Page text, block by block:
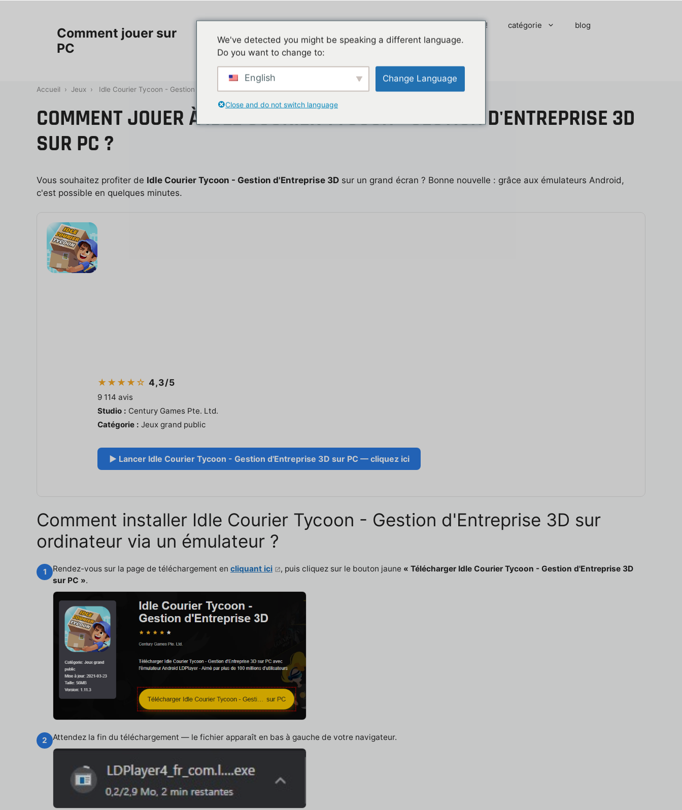
Comment jouer sur
PC
Les jeux mobiles du moment ! catégorie blog
Contact
Accueil › Jeux › Idle Courier Tycoon - Gestion d'Entreprise 3D
COMMENT JOUER À IDLE COURIER TYCOON - GESTION D'ENTREPRISE 3D
SUR PC ?
Vous souhaitez profiter de Idle Courier Tycoon - Gestion d'Entreprise 3D sur un grand écran ? Bonne nouvelle : grâce aux émulateurs Android,
c'est possible en quelques minutes.
★★★★☆4,3/5
9 114 avis
Studio : Century Games Pte. Ltd.
Catégorie : Jeux grand public
▶ Lancer Idle Courier Tycoon - Gestion d'Entreprise 3D sur PC — cliquez ici
Comment installer Idle Courier Tycoon - Gestion d'Entreprise 3D sur
ordinateur via un émulateur ?
1 Rendez-vous sur la page de téléchargement en cliquant ici , puis cliquez sur le bouton jaune « Télécharger Idle Courier Tycoon - Gestion d'Entreprise 3D
sur PC ».
2 Attendez la fin du téléchargement — le fichier apparaît en bas à gauche de votre navigateur.
We've detected you might be speaking a different language.
Do you want to change to:
English Change Language
Close and do not switch language